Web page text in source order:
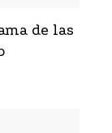
de las